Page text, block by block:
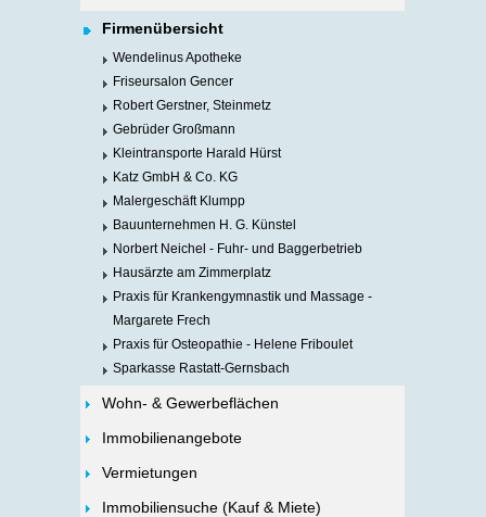
Firmenübersicht
Wendelinus Apotheke
Friseursalon Gencer
Robert Gerstner, Steinmetz
Gebrüder Großmann
Kleintransporte Harald Hürst
Katz GmbH & Co. KG
Malergeschäft Klumpp
Bauunternehmen H. G. Künstel
Norbert Neichel - Fuhr- und Baggerbetrieb
Hausärzte am Zimmerplatz
Praxis für Krankengymnastik und Massage -
Margarete Frech
Praxis für Osteopathie - Helene Friboulet
Sparkasse Rastatt-Gernsbach
Wohn- & Gewerbeflächen
Immobilienangebote
Vermietungen
Immobiliensuche (Kauf & Miete)